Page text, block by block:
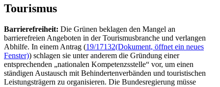
Tourismus
Barrierefreiheit: Die Grünen beklagen den Mangel an
barrierefreien Angeboten in der Tourismusbranche und verlangen
Abhilfe. In einem Antrag (19/17132(Dokument, öffnet ein neues
Fenster)) schlagen sie unter anderem die Gründung einer
entsprechenden „nationalen Kompetenzsstelle“ vor, um einen
ständigen Austausch mit Behindertenverbänden und touristischen
Leistungsträgern zu organisieren. Die Bundesregierung müsse